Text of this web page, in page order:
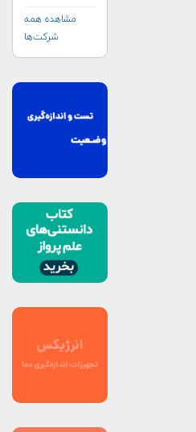
مشاهده همه
شرکت‌ها